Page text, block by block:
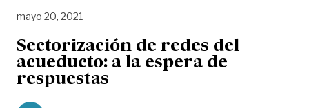
mayo 20, 2021
Sectorización de redes del
acueducto: a la espera de
respuestas